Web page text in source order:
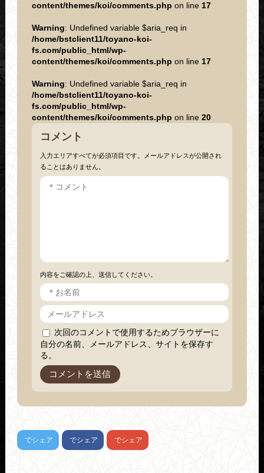
content/themes/koi/comments.php on line 17
Warning: Undefined variable $aria_req in
/home/bstclient11/toyano-koi-
fs.com/public_html/wp-
content/themes/koi/comments.php on line 17
Warning: Undefined variable $aria_req in
/home/bstclient11/toyano-koi-
fs.com/public_html/wp-
content/themes/koi/comments.php on line 20
コメント
入力エリアすべてが必須項目です。メールアドレスが公開され
ることはありません。
内容をご確認の上、送信してください。
次回のコメントで使用するためブラウザーに
自分の名前、メールアドレス、サイトを保存す
る。
でシェア でシェア でシェア